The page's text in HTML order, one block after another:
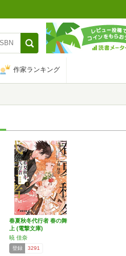
作家ランキング
春夏秋冬代行者 春の舞
上 (電撃文庫)
暁 佳奈
登録 3291